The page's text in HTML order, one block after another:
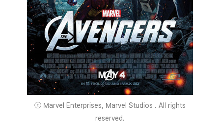
ⓒ Marvel Enterprises, Marvel Studios . All rights
reserved.